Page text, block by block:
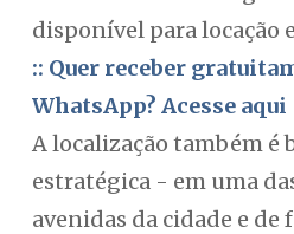
disponível para locação
:: Quer receber
WhatsApp? Acesse aqui
A localização também é
estratégica - em uma
avenidas da cidade e de